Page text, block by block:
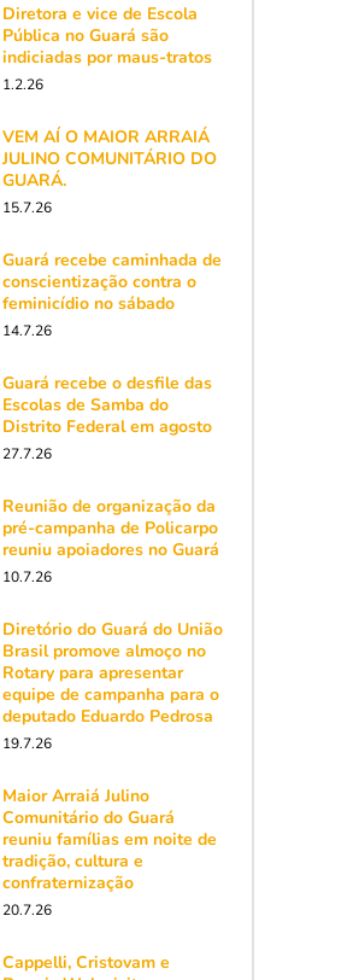
Diretora e vice de Escola
Pública no Guará são
indiciadas por maus-tratos
1.2.26
VEM AÍ O MAIOR ARRAIÁ
JULINO COMUNITÁRIO DO
GUARÁ.
15.7.26
Guará recebe caminhada de
conscientização contra o
feminicídio no sábado
14.7.26
Guará recebe o desfile das
Escolas de Samba do
Distrito Federal em agosto
27.7.26
Reunião de organização da
pré-campanha de Policarpo
reuniu apoiadores no Guará
10.7.26
Diretório do Guará do União
Brasil promove almoço no
Rotary para apresentar
equipe de campanha para o
deputado Eduardo Pedrosa
19.7.26
Maior Arraiá Julino
Comunitário do Guará
reuniu famílias em noite de
tradição, cultura e
confraternização
20.7.26
Cappelli, Cristovam e